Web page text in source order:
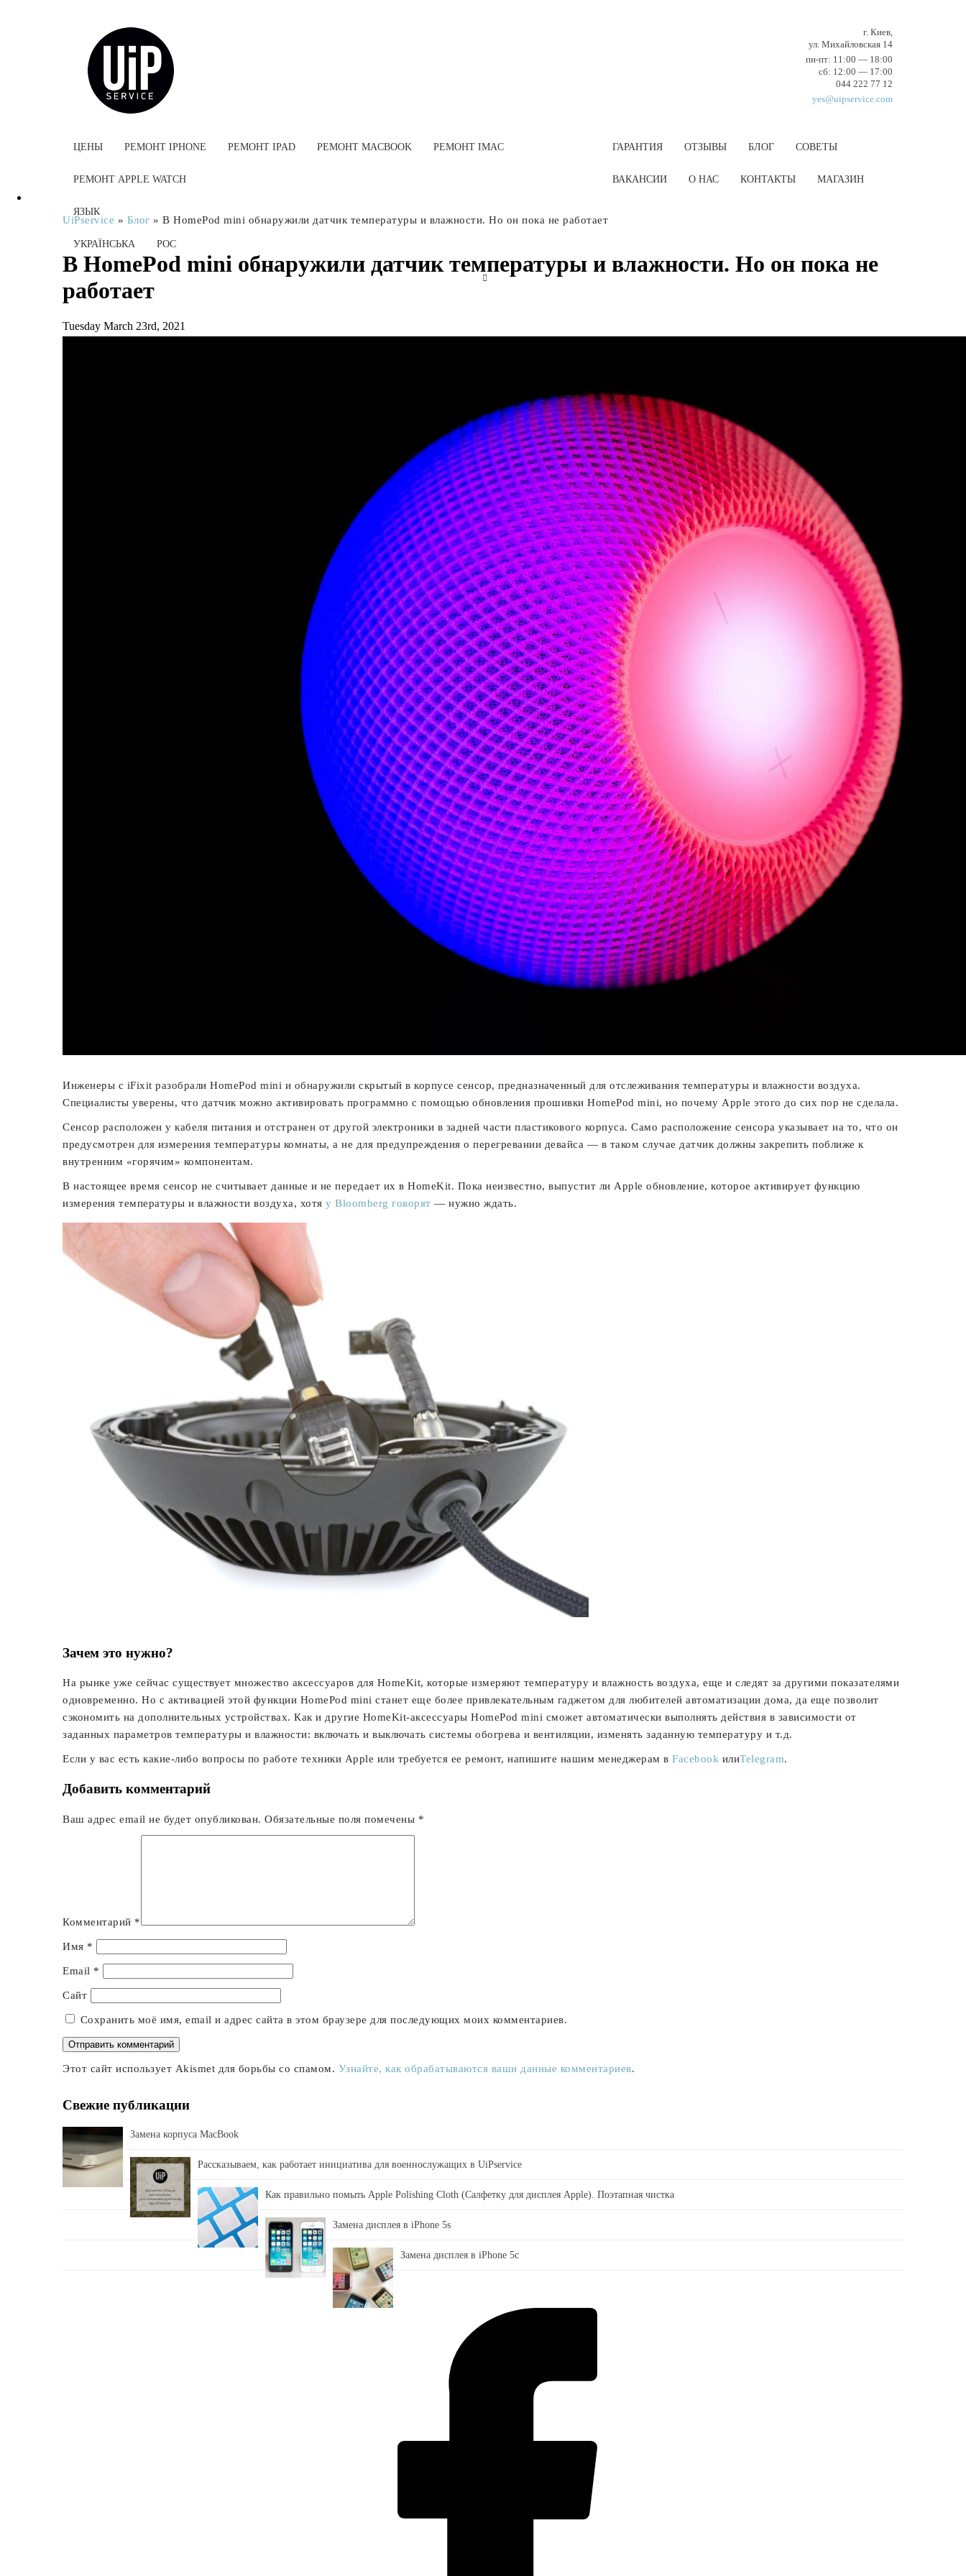
г. Киев,
ул. Михайловская 14
пн-пт: 11:00 — 18:00
cб: 12:00 — 17:00
044 222 77 12
yes@uipservice.com
ЦЕНЫ РЕМОНТ IPHONE РЕМОНТ IPAD РЕМОНТ MACBOOK РЕМОНТ IMAC
РЕМОНТ APPLE WATCH
ГАРАНТИЯ ОТЗЫВЫ БЛОГ СОВЕТЫ
ВАКАНCИИ О НАС КОНТАКТЫ МАГАЗИН
ЯЗЫК
УКРАЇНСЬКА РОС
UiPservice » Блог » В HomePod mini обнаружили датчик температуры и влажности. Но он пока не работает
В HomePod mini обнаружили датчик температуры и влажности. Но он пока не
работает
Tuesday March 23rd, 2021
Инженеры с iFixit разобрали HomePod mini и обнаружили скрытый в корпусе сенсор, предназначенный для отслеживания температуры и влажности воздуха.
Специалисты уверены, что датчик можно активировать программно с помощью обновления прошивки HomePod mini, но почему Apple этого до сих пор не сделала.
Сенсор расположен у кабеля питания и отстранен от другой электроники в задней части пластикового корпуса. Само расположение сенсора указывает на то, что он
предусмотрен для измерения температуры комнаты, а не для предупреждения о перегревании девайса — в таком случае датчик должны закрепить поближе к
внутренним «горячим» компонентам.
В настоящее время сенсор не считывает данные и не передает их в HomeKit. Пока неизвестно, выпустит ли Apple обновление, которое активирует функцию
измерения температуры и влажности воздуха, хотя у Bloomberg говорят — нужно ждать.
Зачем это нужно?
На рынке уже сейчас существует множество аксессуаров для HomeKit, которые измеряют температуру и влажность воздуха, еще и следят за другими показателями
одновременно. Но с активацией этой функции HomePod mini станет еще более привлекательным гаджетом для любителей автоматизации дома, да еще позволит
сэкономить на дополнительных устройствах. Как и другие HomeKit-аксессуары HomePod mini сможет автоматически выполнять действия в зависимости от
заданных параметров температуры и влажности: включать и выключать системы обогрева и вентиляции, изменять заданную температуру и т.д.
Если у вас есть какие-либо вопросы по работе техники Apple или требуется ее ремонт, напишите нашим менеджерам в Facebook илиTelegram.
Добавить комментарий
Ваш адрес email не будет опубликован. Обязательные поля помечены *
Комментарий *
Имя *
Email *
Сайт
Сохранить моё имя, email и адрес сайта в этом браузере для последующих моих комментариев.
Этот сайт использует Akismet для борьбы со спамом. Узнайте, как обрабатываются ваши данные комментариев.
Свежие публикации
Замена корпуса MacBook
Рассказываем, как работает инициатива для военнослужащих в UiPservice
Как правильно помыть Apple Polishing Cloth (Салфетку для дисплея Apple). Поэтапная чистка
Замена дисплея в iPhone 5s
Замена дисплея в iPhone 5c